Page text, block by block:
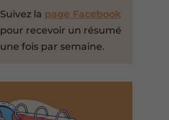
Suivez la page Facebook
pour recevoir un résumé
une fois par semaine.